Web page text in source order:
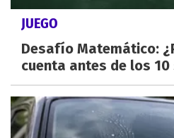
JUEGO
Desafío Matemático:
cuenta antes de los 10